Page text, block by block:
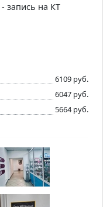
- запись на КТ
6109 руб.
6047 руб.
5664 руб.